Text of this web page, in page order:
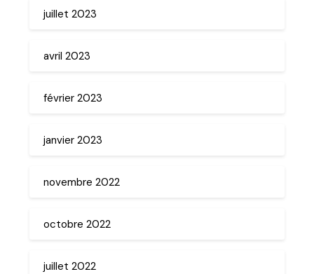
juillet 2023
avril 2023
février 2023
janvier 2023
novembre 2022
octobre 2022
juillet 2022